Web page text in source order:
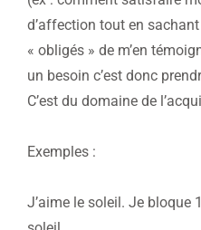
d’affection tout en
« obligés » de m’en
un besoin c’est donc
C’est du domaine de
Exemples :
J’aime le soleil. Je bloque